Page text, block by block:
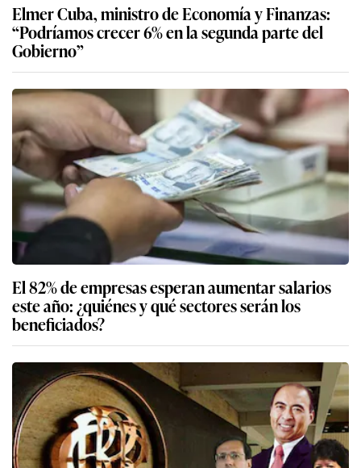
Elmer Cuba, ministro de Economía y Finanzas:
“Podríamos crecer 6% en la segunda parte del
Gobierno”
El 82% de empresas esperan aumentar salarios
este año: ¿quiénes y qué sectores serán los
beneficiados?